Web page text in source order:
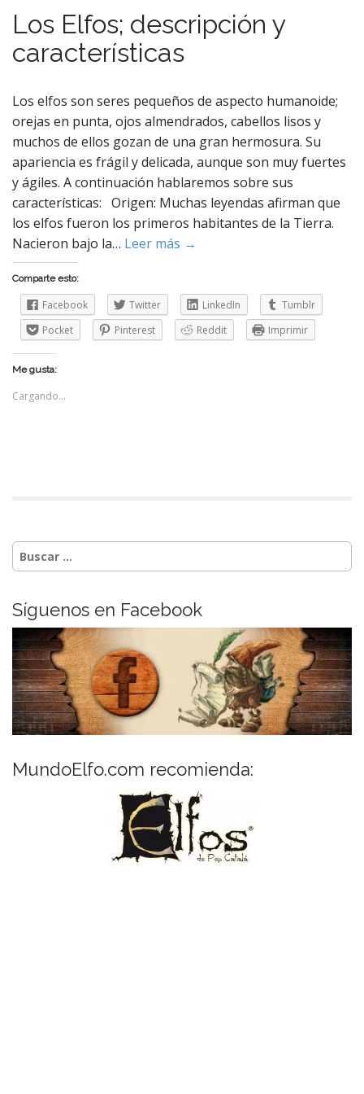
Los Elfos; descripción y
características
Los elfos son seres pequeños de aspecto humanoide;
orejas en punta, ojos almendrados, cabellos lisos y
muchos de ellos gozan de una gran hermosura. Su
apariencia es frágil y delicada, aunque son muy fuertes
y ágiles. A continuación hablaremos sobre sus
características: Origen: Muchas leyendas afirman que
los elfos fueron los primeros habitantes de la Tierra.
Nacieron bajo la… Leer más →
Comparte esto:
Facebook Twitter LinkedIn
Tumblr
Pocket
Pinterest Reddit Imprimir
Me gusta:
Cargando...
Buscar:
Síguenos en Facebook
MundoElfo.com recomienda: